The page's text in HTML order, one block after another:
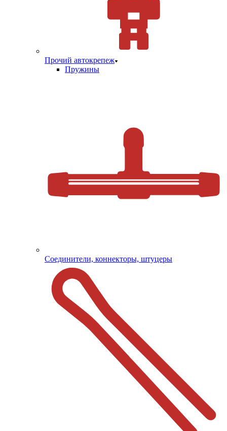
Прочий автокрепеж
Пружины
Соединители, коннекторы, штуцеры